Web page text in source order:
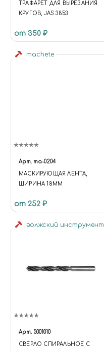
ТРАФАРЕТ ДЛЯ ВЫРЕЗАНИЯ
КРУГОВ, JAS 3853
от 350 ₽
machete
Арт. ma-0204
МАСКИРУЮЩАЯ ЛЕНТА,
ШИРИНА 18ММ
от 252 ₽
волжский инструмент
Арт. 5001010
СВЕРЛО СПИРАЛЬНОЕ С